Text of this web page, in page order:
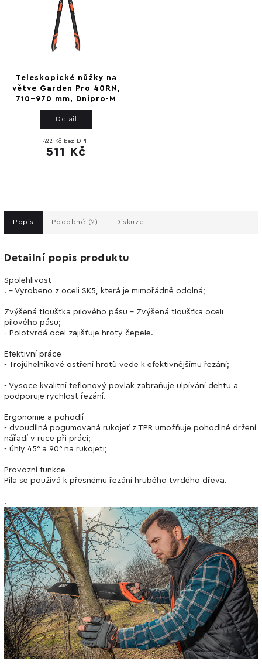
Popis Podobné (2) Diskuze
Detailní popis produktu
Spolehlivost
. - Vyrobeno z oceli SK5, která je mimořádně odolná;
Zvýšená tloušťka pilového pásu - Zvýšená tloušťka oceli
pilového pásu;
- Polotvrdá ocel zajišťuje hroty čepele.
Efektivní práce
- Trojúhelníkové ostření hrotů vede k efektivnějšímu řezání;
- Vysoce kvalitní teflonový povlak zabraňuje ulpívání dehtu a
podporuje rychlost řezání.
Ergonomie a pohodlí
- dvoudílná pogumovaná rukojeť z TPR umožňuje pohodlné držení
nářadí v ruce při práci;
- úhly 45° a 90° na rukojeti;
Provozní funkce
Pila se používá k přesnému řezání hrubého tvrdého dřeva.
.
Teleskopické nůžky na
větve Garden Pro 40RN,
710–970 mm, Dnipro-M
422 Kč bez DPH
511 Kč
Detail